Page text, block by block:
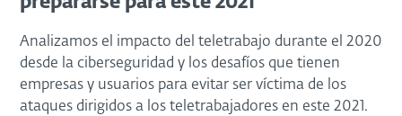
Analizamos el impacto del teletrabajo durante el 2020
desde la ciberseguridad y los desafíos que tienen
empresas y usuarios para evitar ser víctima de los
ataques dirigidos a los teletrabajadores en este 2021.